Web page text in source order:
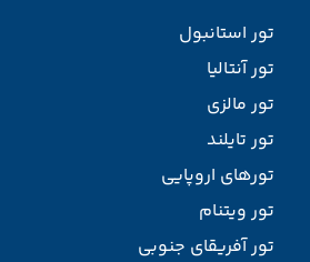
تور استانبول
تور آنتالیا
تور مالزی
تور تایلند
تورهای اروپایی
تور ویتنام
تور آفریقای جنوبی